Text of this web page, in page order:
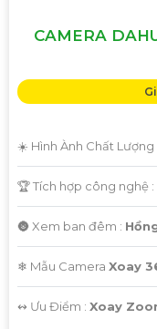
CAMERA
☀️ Hình Ành Chất Lượng
🏆 Tích hợp công nghệ :
🌚 Xem ban đêm :
❄ Mẫu Camera Xoay
️↭ Ưu Điểm : Xoay